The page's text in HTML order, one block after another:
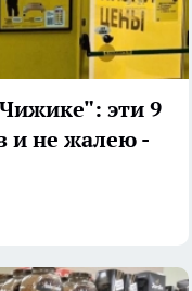
эти 9
и не жалею -